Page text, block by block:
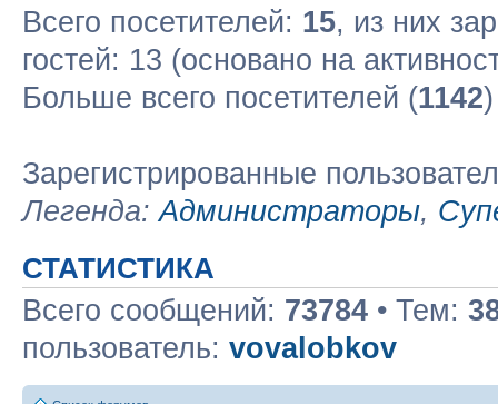
Всего посетителей: 15, из них
гостей: 13 (основано на
Больше всего посетителей (1142
Зарегистрированные
Легенда:Администраторы,
СТАТИСТИКА
Всего сообщений: 73784 • Тем:
пользователь: vovalobkov